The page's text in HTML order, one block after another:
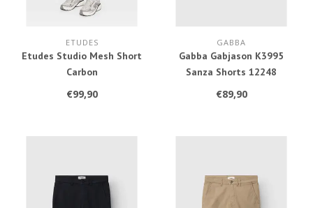
ETUDES
Etudes Studio Mesh Short
Carbon
€99,90
GABBA
Gabba Gabjason K3995
Sanza Shorts 12248
DenimBlue
€89,90